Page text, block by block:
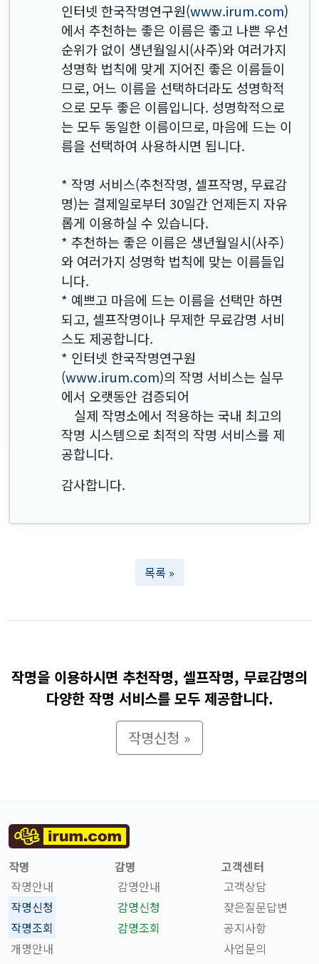
인터넷 한국작명연구원(www.irum.com)
에서 추천하는 좋은 이름은 좋고 나쁜 우선
순위가 없이 생년월일시(사주)와 여러가지
성명학 법칙에 맞게 지어진 좋은 이름들이
므로, 어느 이름을 선택하더라도 성명학적
으로 모두 좋은 이름입니다. 성명학적으로
는 모두 동일한 이름이므로, 마음에 드는 이
름을 선택하여 사용하시면 됩니다.
* 작명 서비스(추천작명, 셀프작명, 무료감
명)는 결제일로부터 30일간 언제든지 자유
롭게 이용하실 수 있습니다.
* 추천하는 좋은 이름은 생년월일시(사주)
와 여러가지 성명학 법칙에 맞는 이름들입
니다.
* 예쁘고 마음에 드는 이름을 선택만 하면
되고, 셀프작명이나 무제한 무료감명 서비
스도 제공합니다.
* 인터넷 한국작명연구원
(www.irum.com)의 작명 서비스는 실무
에서 오랫동안 검증되어
실제 작명소에서 적용하는 국내 최고의
작명 시스템으로 최적의 작명 서비스를 제
공합니다.
감사합니다.
목록 »
작명을 이용하시면 추천작명, 셀프작명, 무료감명의
다양한 작명 서비스를 모두 제공합니다.
작명신청 »
작명
작명안내
작명신청
작명조회
개명안내
감명
감명안내
감명신청
감명조회
고객센터
고객상담
잦은질문답변
공지사항
사업문의